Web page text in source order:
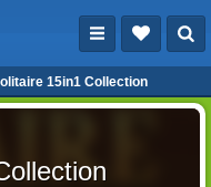
15in1 Collection